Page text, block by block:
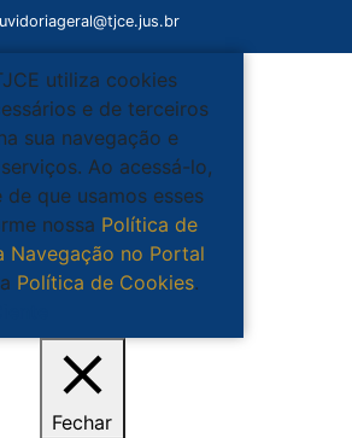
utiliza cookies
e de terceiros
sua navegação e
Ao acessá-lo,
que usamos esses
nossa Política de
Navegação no Portal
Política de Cookies.
Fechar